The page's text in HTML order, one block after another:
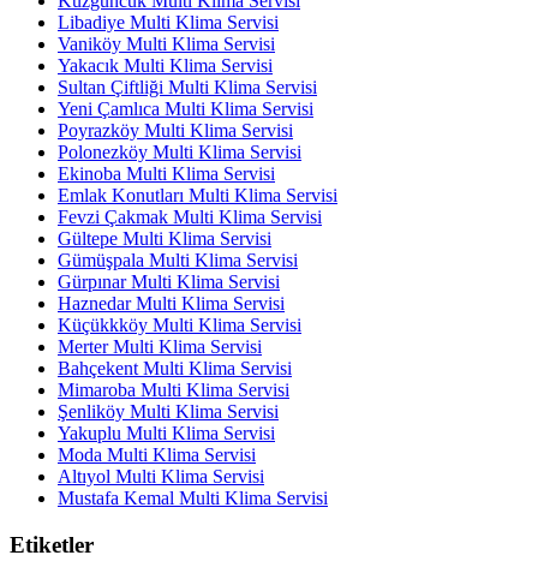
Libadiye Multi Klima Servisi
Vaniköy Multi Klima Servisi
Yakacık Multi Klima Servisi
Sultan Çiftliği Multi Klima Servisi
Yeni Çamlıca Multi Klima Servisi
Poyrazköy Multi Klima Servisi
Polonezköy Multi Klima Servisi
Ekinoba Multi Klima Servisi
Emlak Konutları Multi Klima Servisi
Fevzi Çakmak Multi Klima Servisi
Gültepe Multi Klima Servisi
Gümüşpala Multi Klima Servisi
Gürpınar Multi Klima Servisi
Haznedar Multi Klima Servisi
Küçükkköy Multi Klima Servisi
Merter Multi Klima Servisi
Bahçekent Multi Klima Servisi
Mimaroba Multi Klima Servisi
Şenliköy Multi Klima Servisi
Yakuplu Multi Klima Servisi
Moda Multi Klima Servisi
Altıyol Multi Klima Servisi
Mustafa Kemal Multi Klima Servisi
Etiketler